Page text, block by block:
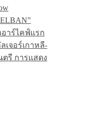
าร์ไคฟ์แรก
เจอร์เกาหลี-
รี การแสดง